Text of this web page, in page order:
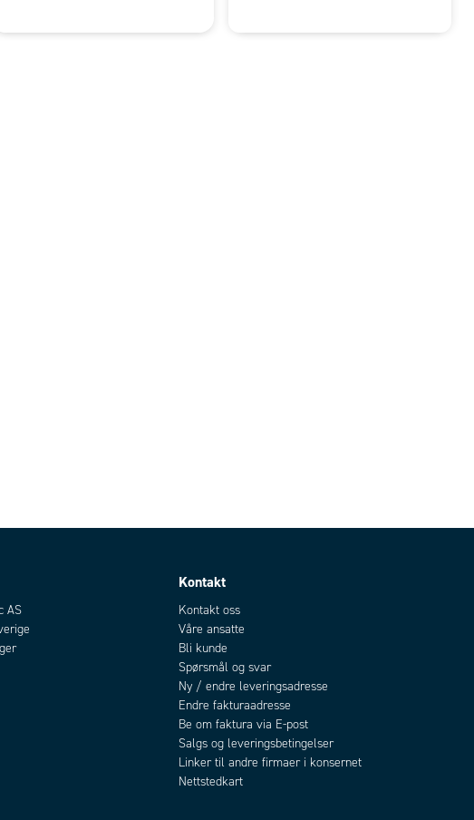
AS
Kontakt
Kontakt oss
Våre ansatte
Bli kunde
Spørsmål og svar
Ny / endre leveringsadresse
Endre fakturaadresse
Be om faktura via E-post
Salgs og leveringsbetingelser
Linker til andre firmaer i konsernet
Nettstedkart